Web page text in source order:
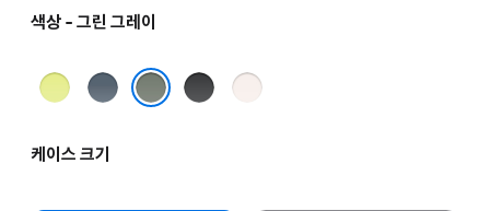
색상 - 그린 그레이
네온
앵커
블랙
라이트
케이스 크기